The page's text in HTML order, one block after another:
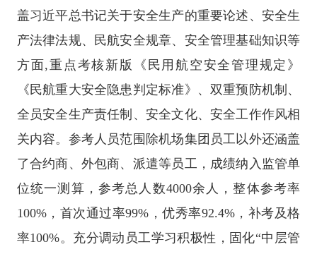
盖习近平总书记关于安全生产的重要论述、安全生
产法律法规、民航安全规章、安全管理基础知识等
方面,重点考核新版《民用航空安全管理规定》
《民航重大安全隐患判定标准》、双重预防机制、
全员安全生产责任制、安全文化、安全工作作风相
关内容。参考人员范围除机场集团员工以外还涵盖
了合约商、外包商、派遣等员工，成绩纳入监管单
位统一测算，参考总人数4000余人，整体参考率
100%，首次通过率99%，优秀率92.4%，补考及格
率100%。充分调动员工学习积极性，固化“中层管